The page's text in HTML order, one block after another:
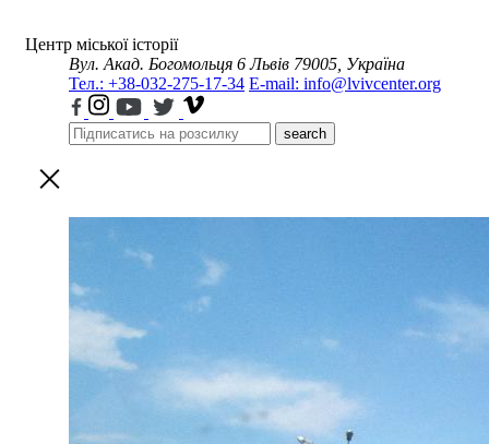
Центр міської історії
Вул. Акад. Богомольця 6 Львів 79005, Україна
Тел.: +38-032-275-17-34 E-mail: info@lvivcenter.org
search